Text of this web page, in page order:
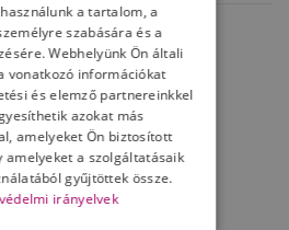
el
a tartalom, a
szabására és a
Webhelyünk Ön általi
vonatkozó információkat
és elemző partnereinkkel
azokat más
amelyeket Ön biztosított
amelyeket a szolgáltatásaik
gyűjtöttek össze.
irányelvek